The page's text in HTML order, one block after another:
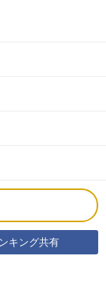
キング共有